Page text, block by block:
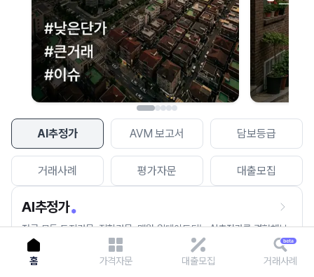
AI추정가 AVM 보고서 담보등급
거래사례 평가자문 대출모집
AI추정가
전국 모든 토지건물, 집합건물, 매월 업데이트되는 AI추정가를 경험해보
세요.
홈 가격자문 대출모집 거래사례